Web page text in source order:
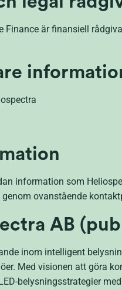
Finance är finansiell
information som
ovanstående
AB
inom intelligent
Med visionen att göra
belysningsstrategier